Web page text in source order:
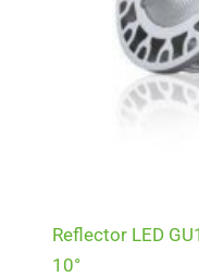
Reflector LED
10°